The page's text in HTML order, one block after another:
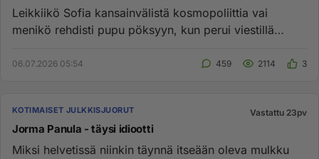
Leikkiikö Sofia kansainvälistä kosmopoliittia vai
menikö rehdisti pupu pöksyyn, kun perui viestillä
06.07.2026 05:54 459 2114 3
KOTIMAISET JULKKISJUORUT Vastattu 23pv
Jorma Panula - täysi idiootti
Miksi helvetissä niinkin täynnä itseään oleva mulkku